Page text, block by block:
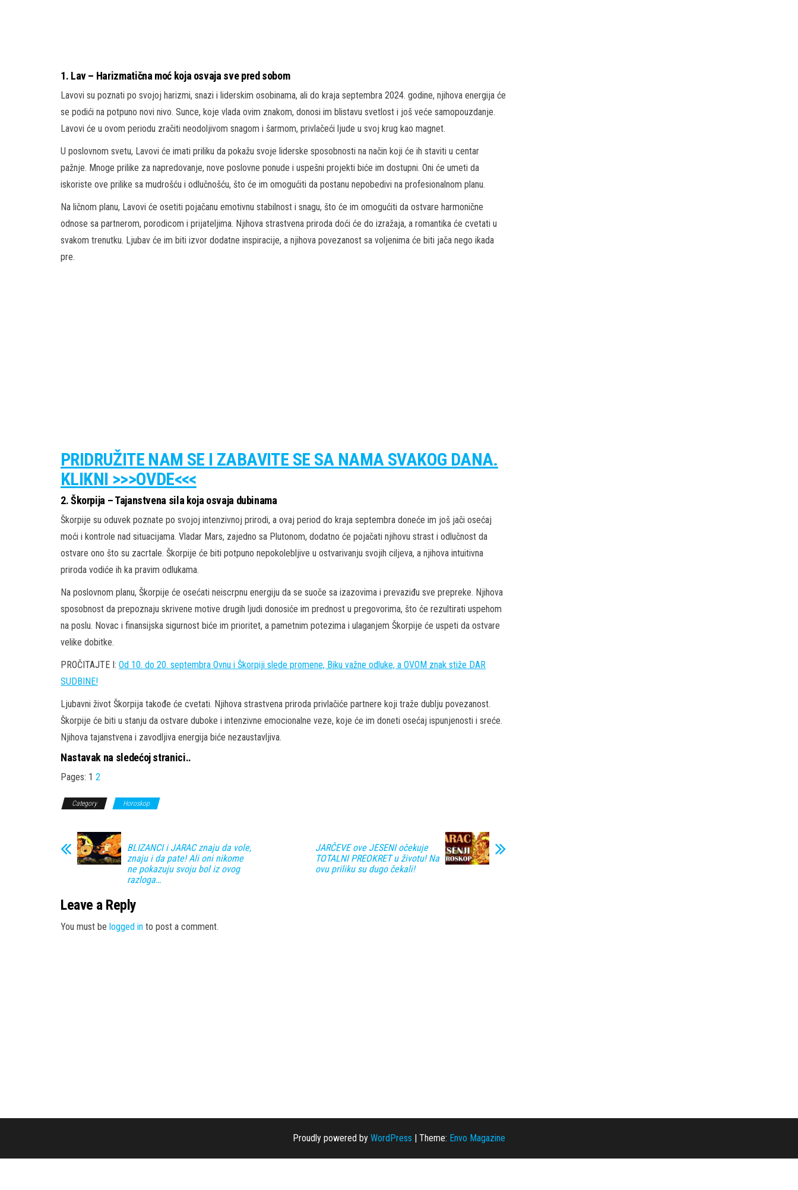
1. Lav – Harizmatična moć koja osvaja sve pred sobom
Lavovi su poznati po svojoj harizmi, snazi i liderskim osobinama, ali do kraja septembra 2024. godine, njihova energija će
se podići na potpuno novi nivo. Sunce, koje vlada ovim znakom, donosi im blistavu svetlost i još veće samopouzdanje.
Lavovi će u ovom periodu zračiti neodoljivom snagom i šarmom, privlačeći ljude u svoj krug kao magnet.
U poslovnom svetu, Lavovi će imati priliku da pokažu svoje liderske sposobnosti na način koji će ih staviti u centar
pažnje. Mnoge prilike za napredovanje, nove poslovne ponude i uspešni projekti biće im dostupni. Oni će umeti da
iskoriste ove prilike sa mudrošću i odlučnošću, što će im omogućiti da postanu nepobedivi na profesionalnom planu.
Na ličnom planu, Lavovi će osetiti pojačanu emotivnu stabilnost i snagu, što će im omogućiti da ostvare harmonične
odnose sa partnerom, porodicom i prijateljima. Njihova strastvena priroda doći će do izražaja, a romantika će cvetati u
svakom trenutku. Ljubav će im biti izvor dodatne inspiracije, a njihova povezanost sa voljenima će biti jača nego ikada
pre.
PRIDRUŽITE NAM SE I ZABAVITE SE SA NAMA SVAKOG DANA.
KLIKNI >>>OVDE<<<
2. Škorpija – Tajanstvena sila koja osvaja dubinama
Škorpije su oduvek poznate po svojoj intenzivnoj prirodi, a ovaj period do kraja septembra doneće im još jači osećaj
moći i kontrole nad situacijama. Vladar Mars, zajedno sa Plutonom, dodatno će pojačati njihovu strast i odlučnost da
ostvare ono što su zacrtale. Škorpije će biti potpuno nepokolebljive u ostvarivanju svojih ciljeva, a njihova intuitivna
priroda vodiće ih ka pravim odlukama.
Na poslovnom planu, Škorpije će osećati neiscrpnu energiju da se suoče sa izazovima i prevaziđu sve prepreke. Njihova
sposobnost da prepoznaju skrivene motive drugih ljudi donosiće im prednost u pregovorima, što će rezultirati uspehom
na poslu. Novac i finansijska sigurnost biće im prioritet, a pametnim potezima i ulaganjem Škorpije će uspeti da ostvare
velike dobitke.
PROČITAJTE I: Od 10. do 20. septembra Ovnu i Škorpiji slede promene, Biku važne odluke, a OVOM znak stiže DAR
SUDBINE!
Ljubavni život Škorpija takođe će cvetati. Njihova strastvena priroda privlačiće partnere koji traže dublju povezanost.
Škorpije će biti u stanju da ostvare duboke i intenzivne emocionalne veze, koje će im doneti osećaj ispunjenosti i sreće.
Njihova tajanstvena i zavodljiva energija biće nezaustavljiva.
Nastavak na sledećoj stranici..
Pages: 1 2
Category Horoskop
BLIZANCI i JARAC znaju da vole,
znaju i da pate! Ali oni nikome
ne pokazuju svoju bol iz ovog
razloga…
JARČEVE ove JESENI očekuje
TOTALNI PREOKRET u životu! Na
ovu priliku su dugo čekali!
Leave a Reply
You must be logged in to post a comment.
Proudly powered by WordPress | Theme: Envo Magazine